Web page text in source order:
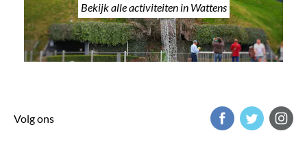
Bekijk alle activiteiten in Wattens
Volg ons